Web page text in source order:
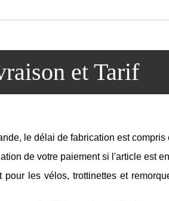
et Tarif
le délai de fabrication est
de votre paiement si l'article est
pour les vélos, trottinettes et